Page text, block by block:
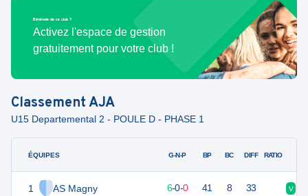
Bénévole de ce club ?
Activez l'espace de gestion
gratuitement pour votre club !
ClassementAJA
U15 Departemental 2 - POULE D - PHASE 1
ÉQUIPES
1 AS Magny
G-N-P BP BC DIFF RATIO
6-0-0 41 8 33 V